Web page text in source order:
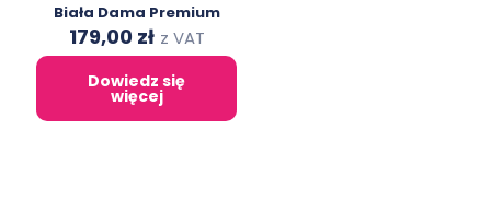
Biała Dama Premium
Original
price
was:
312,00 zł.
179,00 złCurrent
price
is:
179,00 zł.
z VAT
Dowiedz się
więcej